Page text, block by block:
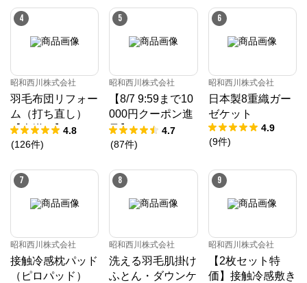
4
昭和西川株式会社
羽毛布団リフォー
ム（打ち直し）
【本掛け】ホワイ
トダックダウン8
4.8
(126件)
5
昭和西川株式会社
【8/7 9:59まで10
000円クーポン進
呈】ムアツ マッ
トレス 30年ムア
《90日お試し対
象》／MuAtsu
4.7
(87件)
6
昭和西川株式会社
日本製8重織ガー
ゼケット
4.9
(9件)
7
昭和西川株式会社
接触冷感枕パッド
（ピロパッド）
8
昭和西川株式会社
洗える羽毛肌掛け
ふとん・ダウンケ
9
昭和西川株式会社
【2枚セット特
価】接触冷感敷き